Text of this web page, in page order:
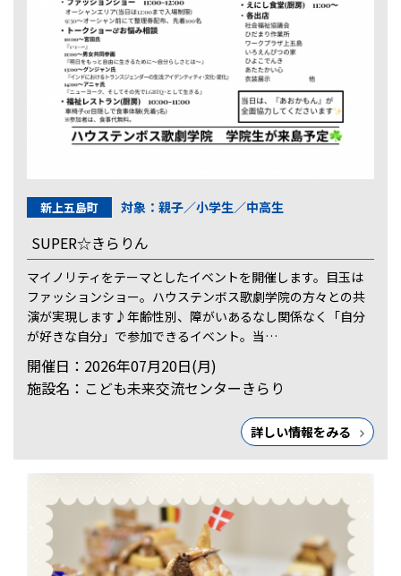
新上五島町 対象：親子／小学生／中高生
SUPER☆きらりん
マイノリティをテーマとしたイベントを開催します。目玉は
ファッションショー。ハウステンボス歌劇学院の方々との共
演が実現します♪年齢性別、障がいあるなし関係なく「自分
が好きな自分」で参加できるイベント。当…
開催日：2026年07月20日(月)
施設名：こども未来交流センターきらり
詳しい情報をみる